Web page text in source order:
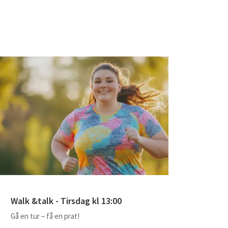
Walk &talk - Tirsdag kl 13:00
Gå en tur – få en prat!